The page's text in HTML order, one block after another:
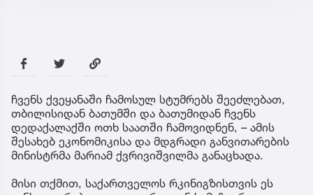
ჩვენს ქვეყანაში ჩამოსულ სტუმრებს შეეძლებათ,
თბილისიდან ბათუმში და ბათუმიდან ჩვენს
დედაქალაქში ოთხ საათში ჩამოვიდნენ, – ამის
შესახებ ეკონომიკისა და მდგრადი განვითარების
მინისტრმა მარიამ ქვრივიშვილმა განაცხადა.
მისი თქმით, საქართველოს რკინიგზისთვის ეს